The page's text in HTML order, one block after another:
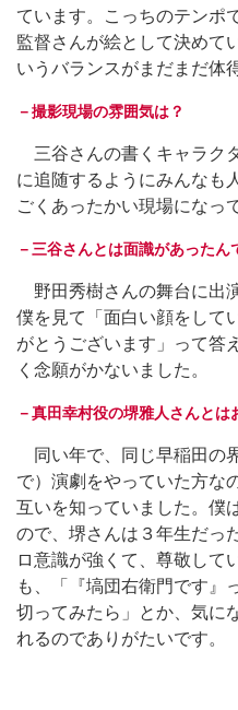
ています。こっちのテンポ
監督さんが絵として決めて
いうバランスがまだまだ体
－撮影現場の雰囲気は？
三谷さんの書くキャラク
に追随するようにみんなも
ごくあったかい現場になっ
－三谷さんとは面識があったん
野田秀樹さんの舞台に出
僕を見て「面白い顔をして
がとうございます」って答
く念願がかないました。
－真田幸村役の堺雅人さんとは
同い年で、同じ早稲田の
で）演劇をやっていた方な
互いを知っていました。僕
ので、堺さんは３年生だっ
ロ意識が強くて、尊敬して
も、「『塙団右衛門です』
切ってみたら」とか、気に
れるのでありがたいです。